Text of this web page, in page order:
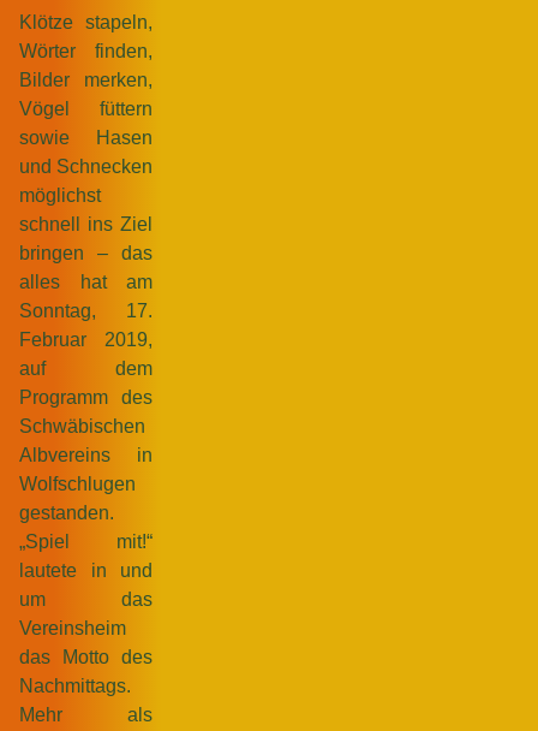
Klötze stapeln,
Wörter finden,
Bilder merken,
Vögel füttern
sowie Hasen
und Schnecken
möglichst
schnell ins Ziel
bringen – das
alles hat am
Sonntag, 17.
Februar 2019,
auf dem
Programm des
Schwäbischen
Albvereins in
Wolfschlugen
gestanden.
„Spiel mit!“
lautete in und
um das
Vereinsheim
das Motto des
Nachmittags.
Mehr als